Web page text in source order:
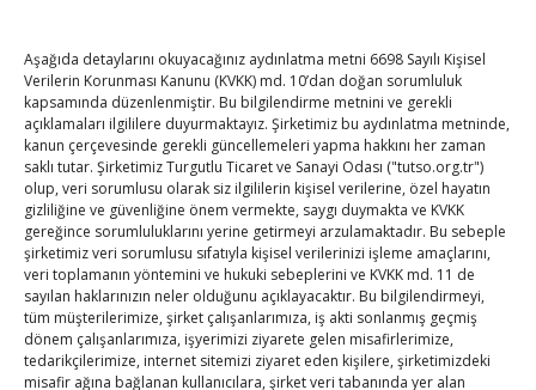
Aşağıda detaylarını okuyacağınız aydınlatma metni 6698 Sayılı Kişisel
Verilerin Korunması Kanunu (KVKK) md. 10’dan doğan sorumluluk
kapsamında düzenlenmiştir. Bu bilgilendirme metnini ve gerekli
açıklamaları ilgililere duyurmaktayız. Şirketimiz bu aydınlatma metninde,
kanun çerçevesinde gerekli güncellemeleri yapma hakkını her zaman
saklı tutar. Şirketimiz Turgutlu Ticaret ve Sanayi Odası ("tutso.org.tr")
olup, veri sorumlusu olarak siz ilgililerin kişisel verilerine, özel hayatın
gizliliğine ve güvenliğine önem vermekte, saygı duymakta ve KVKK
gereğince sorumluluklarını yerine getirmeyi arzulamaktadır. Bu sebeple
şirketimiz veri sorumlusu sıfatıyla kişisel verilerinizi işleme amaçlarını,
veri toplamanın yöntemini ve hukuki sebeplerini ve KVKK md. 11 de
sayılan haklarınızın neler olduğunu açıklayacaktır. Bu bilgilendirmeyi,
tüm müşterilerimize, şirket çalışanlarımıza, iş akti sonlanmış geçmiş
dönem çalışanlarımıza, işyerimizi ziyarete gelen misafirlerimize,
tedarikçilerimize, internet sitemizi ziyaret eden kişilere, şirketimizdeki
misafir ağına bağlanan kullanıcılara, şirket veri tabanında yer alan
TOBB Son Yazılar
SEDDK Başkanı Menteş’e ziyaret
ByTUTSOon Ağu 8, 2026
Hisarcıklıoğlu ICCD Genel Sekreteri Khalawi ile görüştü
ByTUTSOon Ağu 7, 2026